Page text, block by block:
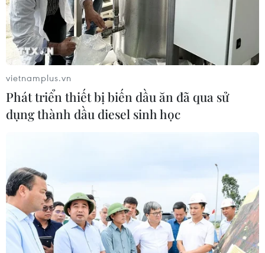
vietnamplus.vn
Phát triển thiết bị biến dầu ăn đã qua sử
dụng thành dầu diesel sinh học